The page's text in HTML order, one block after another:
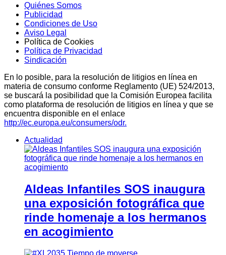
Quiénes Somos
Publicidad
Condiciones de Uso
Aviso Legal
Política de Cookies
Política de Privacidad
Sindicación
En lo posible, para la resolución de litigios en línea en
materia de consumo conforme Reglamento (UE) 524/2013,
se buscará la posibilidad que la Comisión Europea facilita
como plataforma de resolución de litigios en línea y que se
encuentra disponible en el enlace
http://ec.europa.eu/consumers/odr.
Actualidad
Aldeas Infantiles SOS inaugura
una exposición fotográfica que
rinde homenaje a los hermanos
en acogimiento